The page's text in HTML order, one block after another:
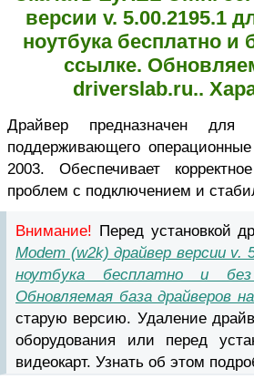
версии v. 5.00.2195.1
ноутбука бесплатно и
ссылке.
driverslab.ru..
Драйвер предназначен
поддерживающего
2003. Обеспечивает
проблем с подключением и
Внимание! Перед установкой
Modem (w2k) драйвер версии
ноутбука бесплатно и
Обновляемая база драйверов
старую версию. Удаление
оборудования или перед
видеокарт. Узнать об этом